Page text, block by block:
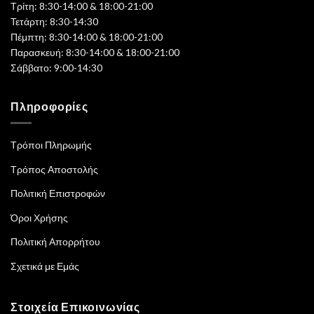
Τρίτη: 8:30-14:00 & 18:00-21:00
Τετάρτη: 8:30-14:30
Πέμπτη: 8:30-14:00 & 18:00-21:00
Παρασκευή: 8:30-14:00 & 18:00-21:00
Σάββατο: 9:00-14:30
Πληροφορίες
Τρόποι Πληρωμής
Τρόπος Αποστολής
Πολιτική Επιστροφών
Όροι Χρήσης
Πολιτική Απορρήτου
Σχετικά με Εμάς
Στοιχεία Επικοινωνίας